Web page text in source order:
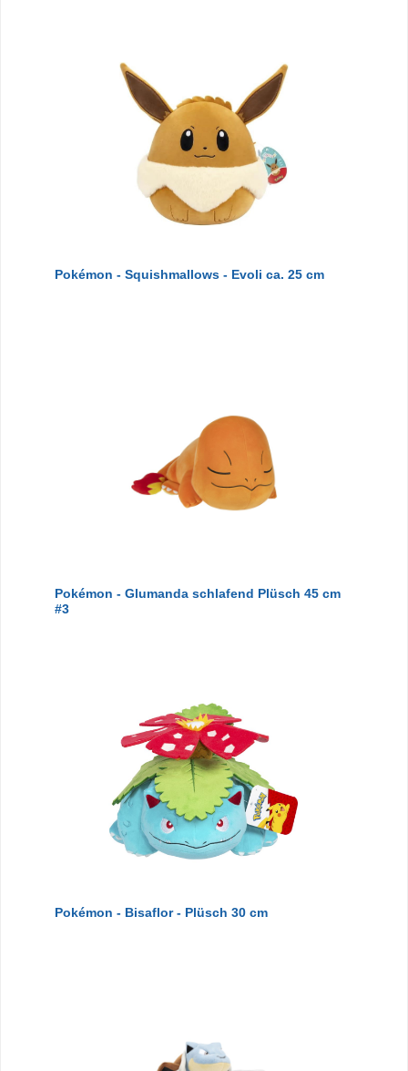
Pokémon - Squishmallows - Evoli ca. 25 cm
Pokémon - Glumanda schlafend Plüsch 45 cm
#3
Pokémon - Bisaflor - Plüsch 30 cm